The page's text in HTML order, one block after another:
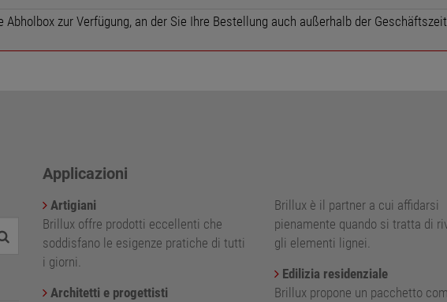
zur Verfügung, an der Sie Ihre Bestellung auch außerhalb der
Applicazioni
Artigiani
Brillux offre prodotti eccellenti che
soddisfano le esigenze pratiche di tutti
i giorni.
Architetti e progettisti
Brillux è il partner a cui affidarsi
pienamente quando si tratta di
gli elementi lignei.
Edilizia residenziale
Brillux propone un pacchetto